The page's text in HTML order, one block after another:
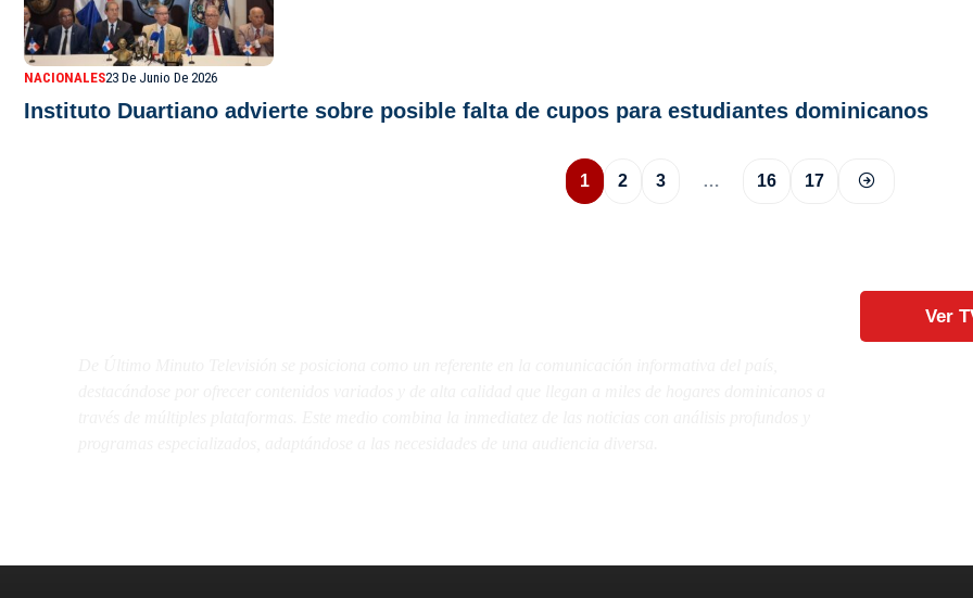
NACIONALES23 De Junio De 2026
Instituto Duartiano advierte sobre posible falta de cupos para estudiantes dominicanos
1 2 3 … 16 17
Ver